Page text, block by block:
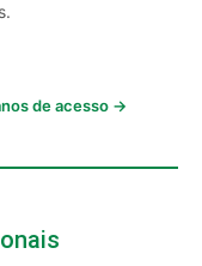
de acesso →